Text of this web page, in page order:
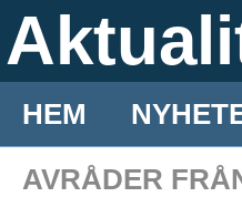
HEM
AVRÅDER